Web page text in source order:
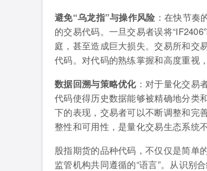
避免“乌龙指”与操作风险 ：在快节
的交易代码。一旦交易者误将
庭，甚至造成巨大损失。交易所和交
代码。对代码的熟练掌握和高度重视
数据回溯与策略优化：对于量化交易
代码使得历史数据能够被精确地分类
下的表现，交易者可以不断调整和完
整性和可用性，是量化交易生态系统
股指期货的品种代码，不仅仅是简单
监管机构共同遵循的“语言”。从识别